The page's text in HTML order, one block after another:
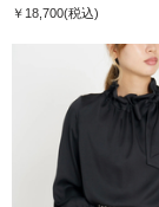
￥18,700(税込)